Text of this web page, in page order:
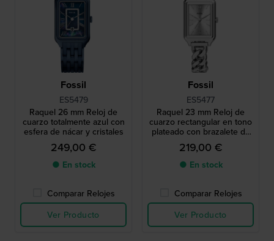
Fossil
ES5479
Raquel 26 mm Reloj de
cuarzo totalmente azul con
esfera de nácar y cristales
249,00 €
● En stock
Comparar Relojes
Ver Producto
Fossil
ES5477
Raquel 23 mm Reloj de
cuarzo rectangular en tono
plateado con brazalete de
eslabones
219,00 €
● En stock
Comparar Relojes
Ver Producto